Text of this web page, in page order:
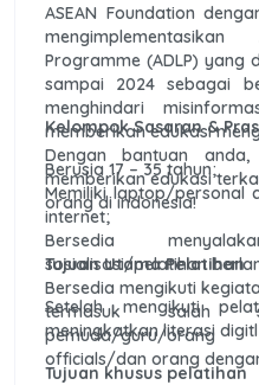
ASEAN Foundation
Programme (ADLP) yang
sampai 2024 sebagai
menghindari
memberikan edukasi
Dengan bantuan
memberikan edukasi
orang di indonesia!
Kelompok Sasaran &
Berusia 17 – 35 tahun;
Memiliki laptop/personal
internet;
Bersedia
sosialisasi/pelatihan
Bersedia mengikuti
termasuk salah
pemuda/guru/
officials/dan orang
Tujuan Utama Pelatihan
Setelah mengikuti
meningkatkan literasi digitl
Tujuan khusus pelatihan